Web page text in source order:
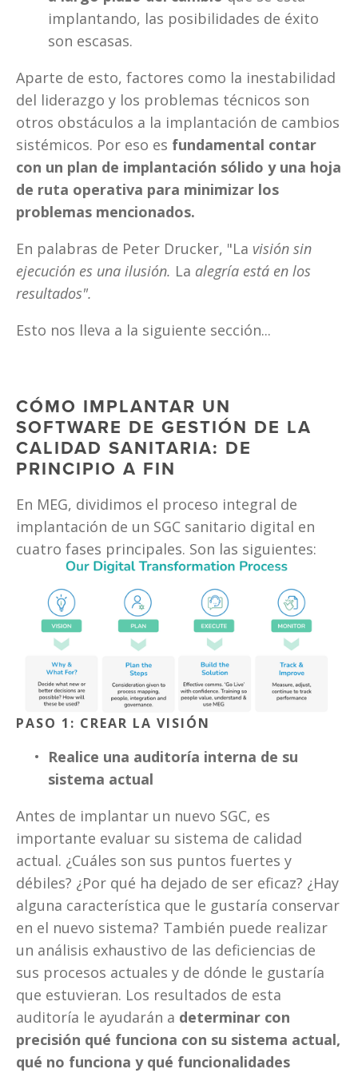
implantando, las posibilidades de éxito
son escasas.
Aparte de esto, factores como la inestabilidad
del liderazgo y los problemas técnicos son
otros obstáculos a la implantación de cambios
sistémicos. Por eso es fundamental contar
con un plan de implantación sólido y una hoja
de ruta operativa para minimizar los
problemas mencionados.
En palabras de Peter Drucker, "La visión sin
ejecución es una ilusión. La alegría está en los
resultados".
Esto nos lleva a la siguiente sección...
CÓMO IMPLANTAR UN
SOFTWARE DE GESTIÓN DE LA
CALIDAD SANITARIA: DE
PRINCIPIO A FIN
En MEG, dividimos el proceso integral de
implantación de un SGC sanitario digital en
cuatro fases principales. Son las siguientes:
PASO 1: CREAR LA VISIÓN
Realice una auditoría interna de su
sistema actual
Antes de implantar un nuevo SGC, es
importante evaluar su sistema de calidad
actual. ¿Cuáles son sus puntos fuertes y
débiles? ¿Por qué ha dejado de ser eficaz? ¿Hay
alguna característica que le gustaría conservar
en el nuevo sistema? También puede realizar
un análisis exhaustivo de las deficiencias de
sus procesos actuales y de dónde le gustaría
que estuvieran. Los resultados de esta
auditoría le ayudarán a determinar con
precisión qué funciona con su sistema actual,
qué no funciona y qué funcionalidades